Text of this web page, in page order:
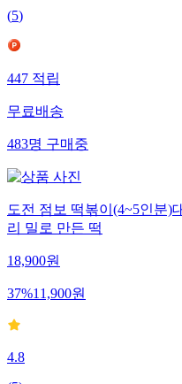
(5)
447적립
무료배송
483명구매중
도전 점보 떡볶이(4~5인분)
리 밀로 만든 떡
18,900원
37%11,900원
4.8